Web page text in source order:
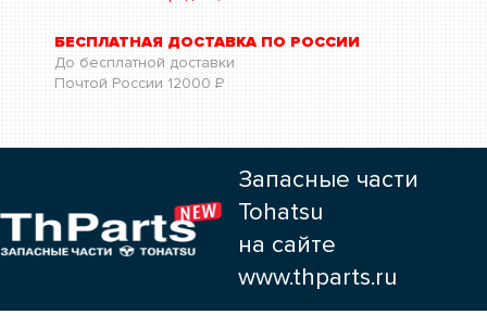
БЕСПЛАТНАЯ ДОСТАВКА ПО РОССИИ
До бесплатной доставки
Почтой России 12000 Р
Запасные части
Tohatsu
на сайте
www.thparts.ru